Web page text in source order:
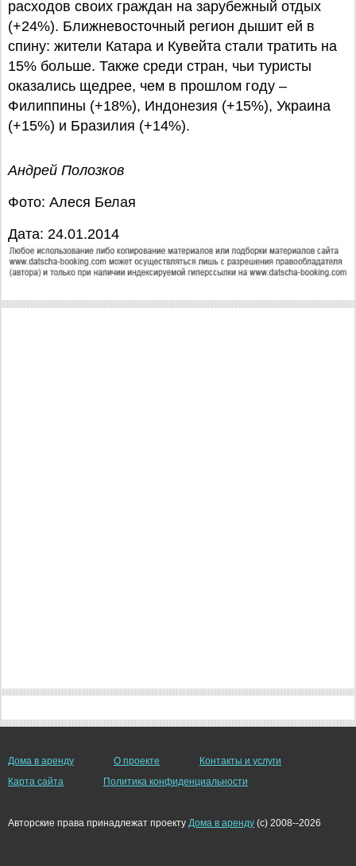
расходов своих граждан на зарубежный отдых
(+24%). Ближневосточный регион дышит ей в
спину: жители Катара и Кувейта стали тратить на
15% больше. Также среди стран, чьи туристы
оказались щедрее, чем в прошлом году –
Филиппины (+18%), Индонезия (+15%), Украина
(+15%) и Бразилия (+14%).
Андрей Полозков
Фото: Алеся Белая
Дата: 24.01.2014
Дома в аренду О проекте
Контакты и услуги
Карта сайта
Политика конфиденциальности
Авторские права принадлежат проекту Дома в аренду (c) 2008--2026